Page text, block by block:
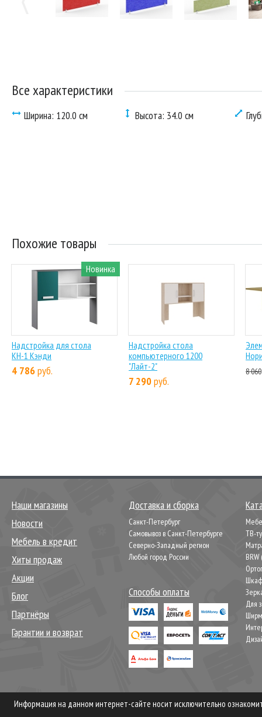
Все характеристики
Ширина: 120.0 см Высота: 34.0 см
Похожие товары
Новинка
Надстройка для стола
КН-1 Кэнди
4 786руб.
Надстройка стола
компьютерного 1200
"Лайт-2"
7 290руб.
8 060
Наши магазины
Новости
Мебель в кредит
Хиты продаж
Акции
Блог
Партнёры
Гарантии и возврат
Доставка и сборка
Санкт-Петербург
Самовывоз в Санкт-Петербурге
Северно-Западный регион
Любой город России
Способы оплаты
ТВ-
Для
Информация на данном интернет-сайте носит исключительно